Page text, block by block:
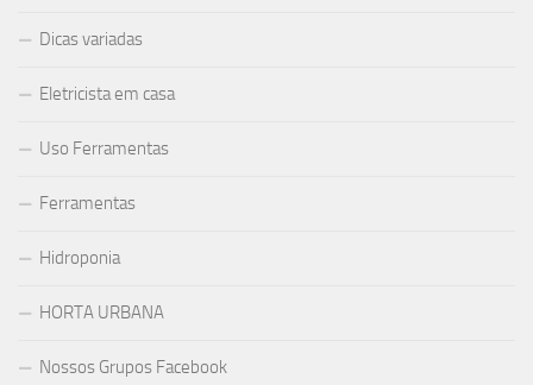
Dicas variadas
Eletricista em casa
Uso Ferramentas
Ferramentas
Hidroponia
HORTA URBANA
Nossos Grupos Facebook